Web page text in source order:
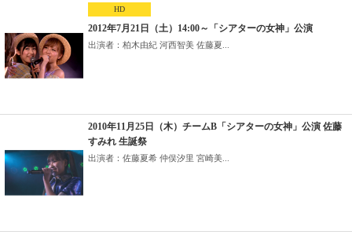
HD
2012年7月21日（土）14:00～「シアターの女神」公演
出演者：柏木由紀 河西智美 佐藤夏...
2010年11月25日（木）チームB「シアターの女神」公演 佐藤
すみれ 生誕祭
出演者：佐藤夏希 仲俣汐里 宮崎美...